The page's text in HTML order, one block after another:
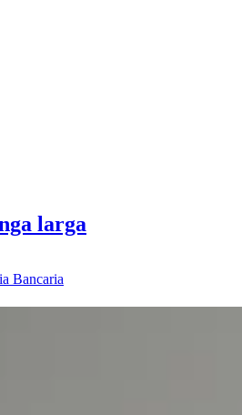
larga
Bancaria